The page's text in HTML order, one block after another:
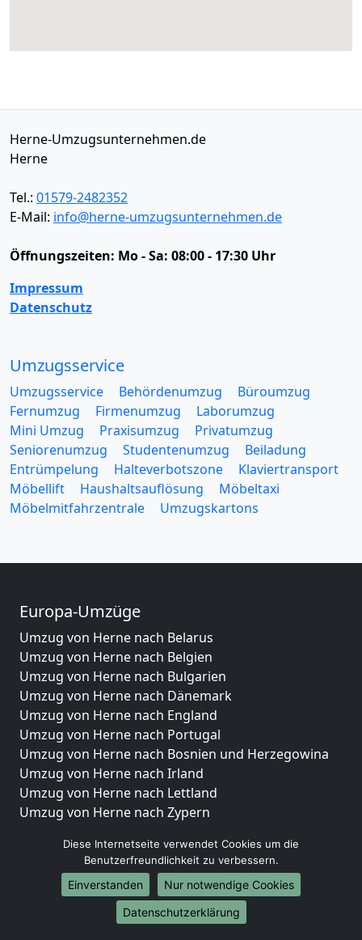
Herne-Umzugsunternehmen.de
Herne
Tel.: 01579-2482352
E-Mail: info@herne-umzugsunternehmen.de
Öffnungszeiten: Mo - Sa: 08:00 - 17:30 Uhr
Impressum
Datenschutz
Umzugsservice
Umzugsservice Behördenumzug
Büroumzug
Fernumzug
Firmenumzug
Laborumzug
Mini Umzug
Praxisumzug
Privatumzug
Seniorenumzug
Studentenumzug
Beiladung
Entrümpelung
Halteverbotszone
Klaviertransport
Möbellift
Haushaltsauflösung
Möbeltaxi
Möbelmitfahrzentrale
Umzugskartons
Europa-Umzüge
Umzug von Herne nach Belarus
Umzug von Herne nach Belgien
Umzug von Herne nach Bulgarien
Umzug von Herne nach Dänemark
Umzug von Herne nach England
Umzug von Herne nach Portugal
Umzug von Herne nach Bosnien und Herzegowina
Umzug von Herne nach Irland
Umzug von Herne nach Lettland
Umzug von Herne nach Zypern
Umzug von Herne nach Estland
Umzug von Herne nach Finnland
Umzug von Herne nach Frankreich
Umzug von Herne nach Griechenland
Umzug von Herne nach Italien
Diese Internetseite verwendet Cookies um die
Benutzerfreundlichkeit zu verbessern.
Einverstanden
Nur notwendige Cookies
Datenschutzerklärung